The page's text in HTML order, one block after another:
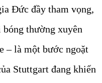
Đức đầy tham vọng,
thường xuyên
– là một bước ngoặt
Stuttgart đang khiến